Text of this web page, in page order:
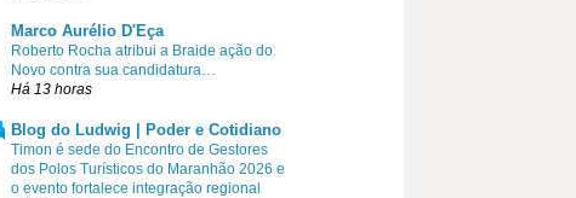
Marco Aurélio D'Eça
Roberto Rocha atribui a Braide ação do
Novo contra sua candidatura…
Há 13 horas
Blog do Ludwig | Poder e Cotidiano
Timon é sede do Encontro de Gestores
dos Polos Turísticos do Maranhão 2026 e
o evento fortalece integração regional